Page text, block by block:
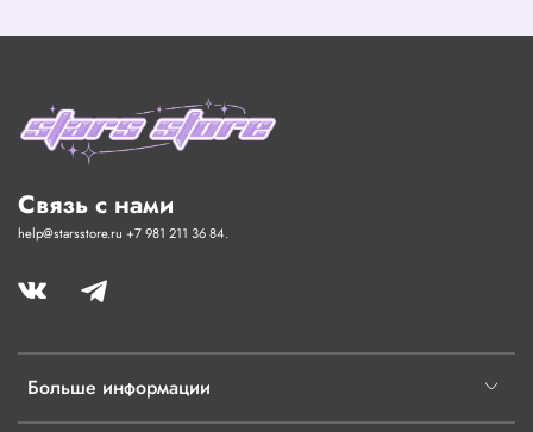
Больше информации
Связь с нами
help@starsstore.ru +7 981 211 36 84.